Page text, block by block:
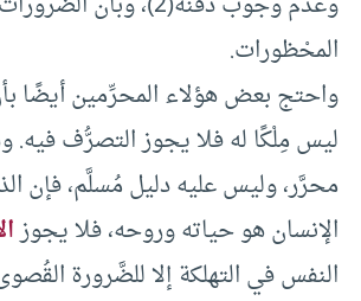
المحْظورات.
واحتج بعض هؤلاء المحرِّمين أيضًا
ليس مِلْكًا له فلا يجوز التصرُّف فيه.
محرَّر، وليس عليه دليل مُسلَّم، فإن
الإنسان هو حياته وروحه، فلا يجوز
النفس في التهلكة إلا للضَّرورة